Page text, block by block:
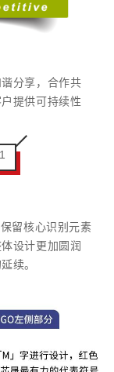
分享，合作共
提供可持续性
1
留核心识别元素
设计更加圆润
续。